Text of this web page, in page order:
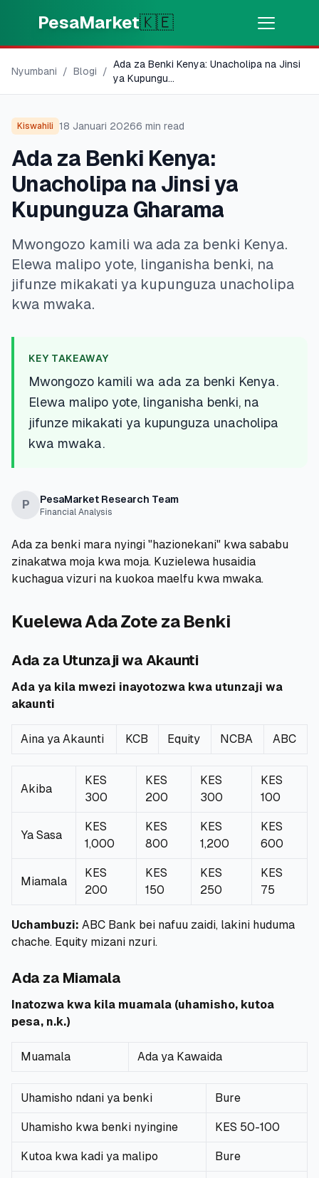
PesaMarket🇰🇪
⚡Pesa Sasa
Pata pesa kwa dakika
🌍 CHAGUA NCHI
🇰🇪 Kenya
💳BIDHAA
🎯Pata Mkopo
💳Kadi za Mkopo
🏢Mikopo ya Biashara
🏦Akaunti za Akiba
🛠️ZANA NA RASILIMALI
🔐Hazina ya Mikopo
🌍Tuma Pesa
🏦Benki
🧮 Vikokotoo
📰
Kuhusu Sisi
📧Wasiliana Nasi
🎯 Tafuta Mkopo Wako Bora
Nyumbani / Blogi /
Ada za Benki Kenya: Unacholipa na Jinsi
ya Kupungu...
Kiswahili 18 Januari 20266 min read
Ada za Benki Kenya:
Unacholipa na Jinsi ya
Kupunguza Gharama
Mwongozo kamili wa ada za benki Kenya.
Elewa malipo yote, linganisha benki, na
jifunze mikakati ya kupunguza unacholipa
kwa mwaka.
KEY TAKEAWAY
Mwongozo kamili wa ada za benki Kenya.
Elewa malipo yote, linganisha benki, na
jifunze mikakati ya kupunguza unacholipa
kwa mwaka.
P PesaMarket Research Team
Financial Analysis
Ada za benki mara nyingi "hazionekani" kwa sababu
zinakatwa moja kwa moja. Kuzielewa husaidia
kuchagua vizuri na kuokoa maelfu kwa mwaka.
Kuelewa Ada Zote za Benki
Ada za Utunzaji wa Akaunti
Ada ya kila mwezi inayotozwa kwa utunzaji wa
akaunti
Aina ya Akaunti KCB Equity NCBA ABC
Akiba
KES
300
KES
200
KES
300
KES
100
Ya Sasa
KES
1,000
KES
800
KES
1,200
KES
600
Miamala
KES
200
KES
150
KES
250
KES
75
Uchambuzi: ABC Bank bei nafuu zaidi, lakini huduma
chache. Equity mizani nzuri.
Ada za Miamala
Inatozwa kwa kila muamala (uhamisho, kutoa
pesa, n.k.)
Muamala Ada ya Kawaida
Uhamisho ndani ya benki Bure
Uhamisho kwa benki nyingine KES 50-100
Kutoa kwa kadi ya malipo Bure